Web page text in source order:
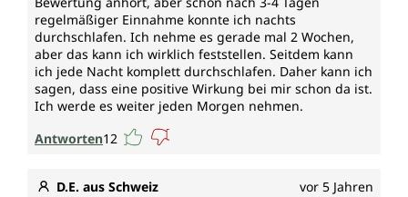
regelmäßiger Einnahme konnte ich nachts
durchschlafen. Ich nehme es gerade mal 2 Wochen,
aber das kann ich wirklich feststellen. Seitdem kann
ich jede Nacht komplett durchschlafen. Daher kann ich
sagen, dass eine positive Wirkung bei mir schon da ist.
Ich werde es weiter jeden Morgen nehmen.
Antworten12
D.E. aus Schweiz vor 5 Jahren